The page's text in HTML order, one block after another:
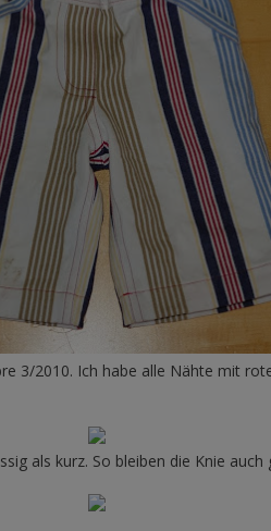
3/2010. Ich habe alle Nähte mit
als kurz. So bleiben die Knie auch